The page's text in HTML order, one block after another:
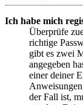
Ich habe mich
Überprüfe
richtige
gibt es zwei
angegeben
einer deiner
der Fall ist,